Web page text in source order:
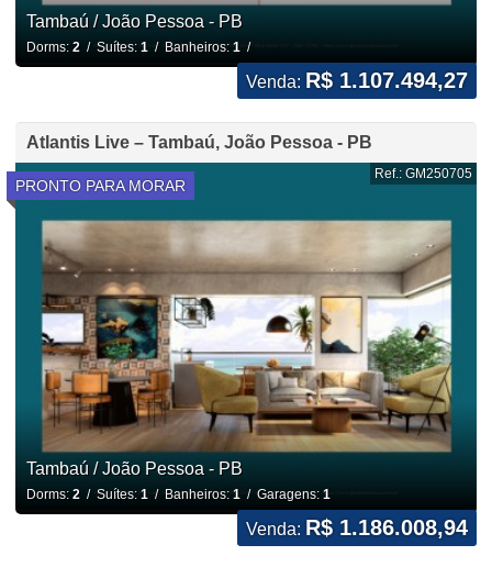
Tambaú / João Pessoa - PB
Dorms: 2/ Suítes: 1/ Banheiros: 1/
Venda: R$ 1.107.494,27
Atlantis Live – Tambaú, João Pessoa - PB
PRONTO PARA MORAR
Ref.: GM250705
Tambaú / João Pessoa - PB
Dorms: 2/ Suítes: 1/ Banheiros: 1/ Garagens: 1
Venda: R$ 1.186.008,94